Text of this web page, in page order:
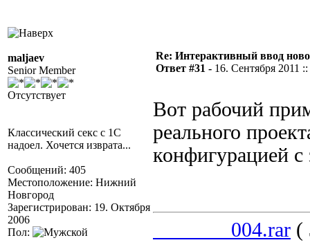
maljaev
Senior Member
Отсутствует
Классический секс с 1С
надоел. Хочется изврата...
Сообщений: 405
Местоположение: Нижний
Новгород
Зарегистрирован: 19. Октября
2006
Пол:
Re: Интерактивный ввод
Ответ #31 - 16. Сентября 2011
Вот рабочий
реального
конфигурацией
_______004.rar (